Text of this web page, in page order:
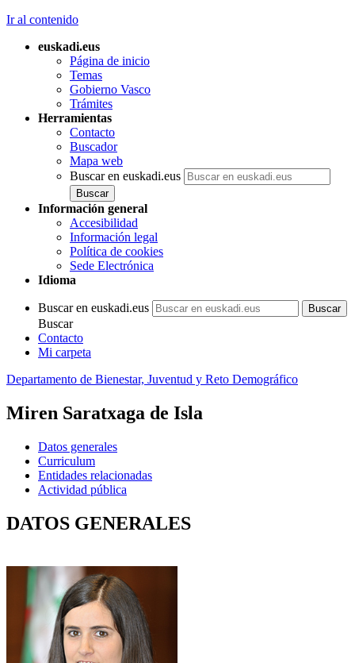
Ir al contenido
euskadi.eus
Página de inicio
Temas
Gobierno Vasco
Trámites
Herramientas
Contacto
Buscador
Mapa web
Buscar en euskadi.eus
Información general
Accesibilidad
Información legal
Política de cookies
Sede Electrónica
Idioma
Buscar en euskadi.eus
Buscar
Contacto
Mi carpeta
Departamento de Bienestar, Juventud y Reto Demográfico
Miren Saratxaga de Isla
Datos generales
Curriculum
Entidades relacionadas
Actividad pública
DATOS GENERALES